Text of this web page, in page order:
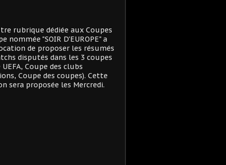
rubrique dédiée aux Coupes
nommée "SOIR D'EUROPE" a
de proposer les résumés
disputés dans les 3 coupes
UEFA, Coupe des clubs
Coupe des coupes). Cette
sera proposée les Mercredi.